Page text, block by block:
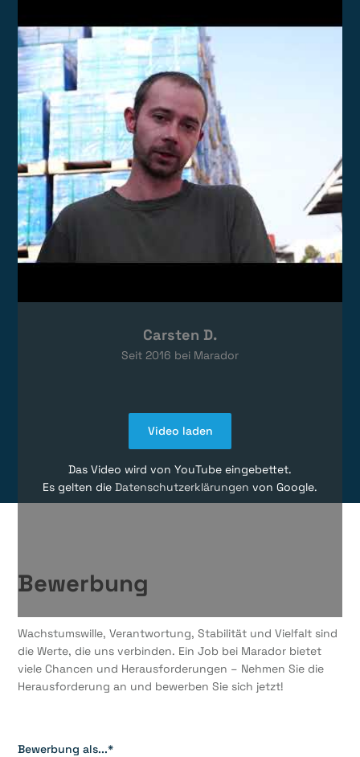
Das Video wird von YouTube eingebettet.
Es gelten die
Datenschutzerklärungen
Video laden
Das Video wird von YouTube eingebettet.
Es gelten die Datenschutzerklärungen von Google.
Carsten D.
Seit 2016 bei Marador
Bewerbung
Wachstumswille, Verantwortung, Stabilität und Vielfalt sind
die Werte, die uns verbinden. Ein Job bei Marador bietet
viele Chancen und Herausforderungen – Nehmen Sie die
Herausforderung an und bewerben Sie sich jetzt!
Bewerbung als...*